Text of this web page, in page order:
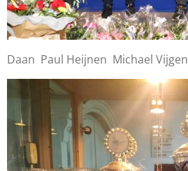
Daan Paul Heijnen Michael Vijgen